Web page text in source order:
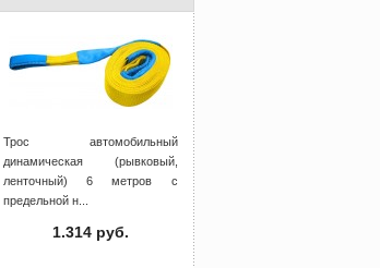
Трос автомобильный
динамическая (рывковый,
ленточный) 6 метров с
предельной н...
1.314 руб.